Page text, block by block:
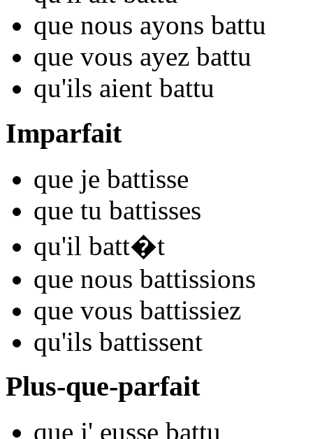
que nous ayons battu
que vous ayez battu
qu'ils aient battu
Imparfait
que je battisse
que tu battisses
qu'il batt�t
que nous battissions
que vous battissiez
qu'ils battissent
Plus-que-parfait
que j' eusse battu